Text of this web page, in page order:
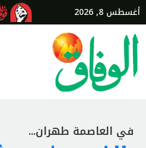
أغسطس 8, 2026
في العاصمة طهران...